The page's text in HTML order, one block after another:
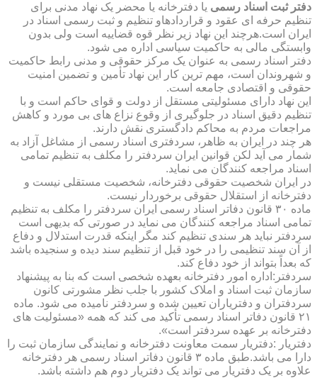
دفتر ثبت اسناد رسمی یا دفترخانه یا محضر یک نهاد مدنی برای
تنظیم حرفه ای عقود و قراردادهاو تنظیم و ثبت رسمی اسناد در
ایران است.هرچند این نهاد زیر نظر قوه قضاییه است ولی بدون
وابستگی مالی به حاکمیت سیاسی اداره می شود.
دفتر اسناد رسمی به عنوان یک مرکز حقوقی و مدنی رابط حاکمیت
و شهروندان است، مهم ترین کار این نهاد تأمین و تضمین امنیت
حقوقی و اقتصادی جامعه است.
این نهاد دارای مسئولیتی مستقل از دولت و قوای حاکم است و با
تنظیم دقیق اسناد در جلوگیری از وقوع نزاع های بی مورد و کاهش
مراجعات مردم به محاکم دادگستری نقش دارند.
هر چند در ایران به ظاهر، سردفتری اسناد رسمی از مشاغل آزاد به
شمار می آید لکن قوانین ایران سردفتر را مکلف به تنظیم تمامی
اسناد مراجعه کنندگان می نماید.
در ایران شخصیت حقوقی دفترخانه، شخصیت مستقلی نیست و
دفترخانه از استقلال حقوقی برخوردار نیست.
ماده ۳۰ قانون دفاتر اسناد رسمی ایران سردفتر را مکلف به تنظیم
تمامی اسناد مراجعه کنندگان می نماید در صورتی که بدیهی است
سردفتر نباید هر سندی تنظیم کند مگر اینکه قدرت استدلال و دفاع
از آن سند تنظیمی را در خود قبل از تنظیم سند دیده و سنجیده باشد
که بعداً بتواند از خود دفاع کند.
سردفتر:اداره امور دفترخانه بعهده شخصی است که بنا به پیشنهاد
سازمان ثبت اسناد و املاک کشور با جلب نظر مشورتی کانون
سردفتران و دفتریاران تعیین شده و سردفتر نامیده می شود. ماده
۲۱ قانون دفاتر اسناد رسمی تأکید می کند که همه «مسئولیت های
دفترخانه بر عهده سردفتر است».
دفتریار :دفتریار سمت معاونت دفترخانه و نمایندگی سازمان ثبت را
دارا می باشد.طبق ماده ۳ قانون دفاتر اسناد رسمی هر دفترخانه
علاوه بر یک دفتریار می تواند یک دفتریار دوم هم داشته باشد.